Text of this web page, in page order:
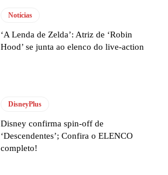
Notícias
‘A Lenda de Zelda’: Atriz de ‘Robin
Hood’ se junta ao elenco do live-action
DisneyPlus
Disney confirma spin-off de
‘Descendentes’; Confira o ELENCO
completo!